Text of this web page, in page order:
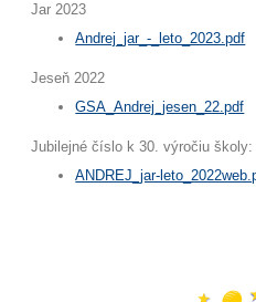
Jar 2023
Andrej_jar_-_leto_2023.pdf
Jeseň 2022
GSA_Andrej_jesen_22.pdf
Jubilejné číslo k 30. výročiu školy:
ANDREJ_jar-